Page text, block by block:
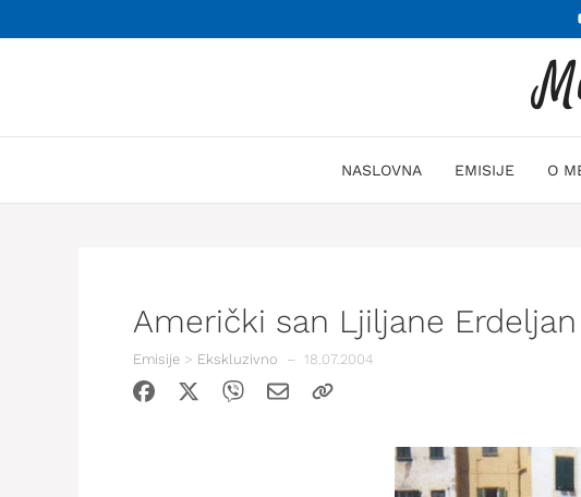
na
NASLOVNA EMISIJE O
Američki san Ljiljane
Emisije > Ekskluzivno – 18.07.2004